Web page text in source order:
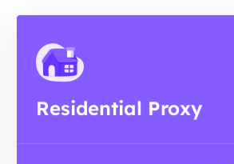
Residential Proxy